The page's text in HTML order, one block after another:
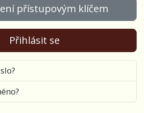
přístupovým klíčem
Přihlásit se